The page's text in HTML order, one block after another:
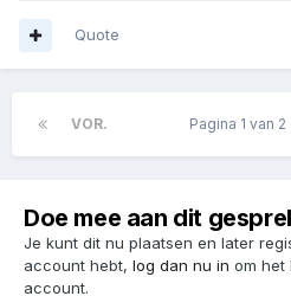
Quote
VOR. Pagina 1 van 2
Doe mee aan dit
Je kunt dit nu plaatsen en later
account hebt, log dan nu in om het
account.